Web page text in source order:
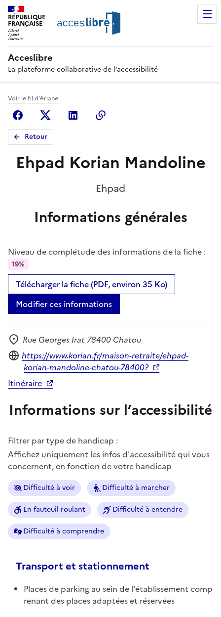
RÉPUBLIQUE
FRANÇAISE
Acceslibre
La plateforme collaborative de l’accessibilité
Voir le fil d'Ariane
FacebookX (anciennement Twitter)
Linkedin
Retour
Ehpad Korian Mandoline
Ehpad
Informations générales
Niveau de complétude des informations de la fiche :
19%
Télécharger la fiche (PDF, environ 35 Ko)
Modifier ces informations
Adresse
Rue Georges Irat 78400 Chatou
Site internet
https://www.korian.fr/maison-retraite/ehpad-
korian-mandoline-chatou-78400?
Itinéraire
Informations sur l’accessibilité
Filtrer par type de handicap :
Affichez uniquement les infos d'accessibilité qui vous
concernent, en fonction de votre handicap
Difficulté à voir Difficulté à marcher
En fauteuil roulant Difficulté à entendre
Difficulté à comprendre
Transport et stationnement
Places de parking au sein de l'établissement comp
renant des places adaptées et réservées